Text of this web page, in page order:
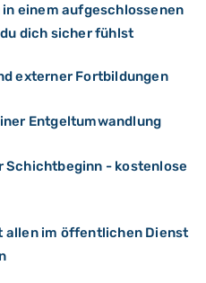
einem aufgeschlossenen
dich sicher fühlst
externer Fortbildungen
Entgeltumwandlung
Schichtbeginn - kostenlose
allen im öffentlichen Dienst